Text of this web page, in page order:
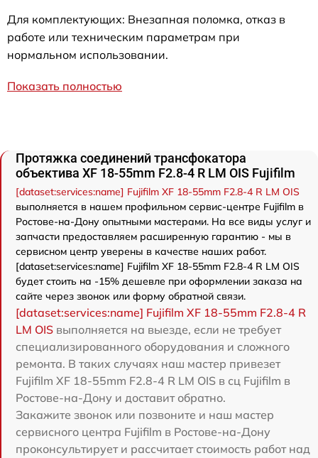
Для комплектующих: Внезапная поломка, отказ в
работе или техническим параметрам при
нормальном использовании.
Показать полностью
Протяжка соединений трансфокатора
объектива XF 18-55mm F2.8-4 R LM OIS Fujifilm
[dataset:services:name] Fujifilm XF 18-55mm F2.8-4 R LM OIS
выполняется в нашем профильном сервис-центре Fujifilm в
Ростове-на-Дону опытными мастерами. На все виды услуг и
запчасти предоставляем расширенную гарантию - мы в
сервисном центр уверены в качестве наших работ.
[dataset:services:name] Fujifilm XF 18-55mm F2.8-4 R LM OIS
будет стоить на -15% дешевле при оформлении заказа на
сайте через звонок или форму обратной связи.
[dataset:services:name] Fujifilm XF 18-55mm F2.8-4 R
LM OIS выполняется на выезде, если не требует
специализированного оборудования и сложного
ремонта. В таких случаях наш мастер привезет
Fujifilm XF 18-55mm F2.8-4 R LM OIS в сц Fujifilm в
Ростове-на-Дону и доставит обратно.
Закажите звонок или позвоните и наш мастер
сервисного центра Fujifilm в Ростове-на-Дону
проконсультирует и рассчитает стоимость работ над